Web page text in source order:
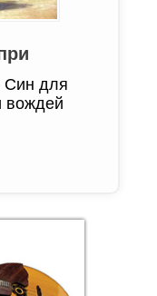
Син для
вождей